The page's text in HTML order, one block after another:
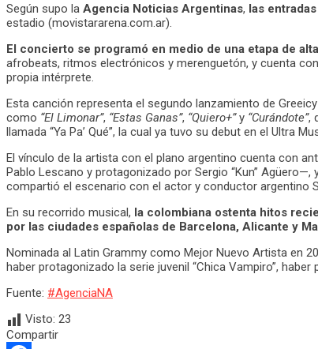
Según supo la Agencia Noticias Argentinas, las
estadio (movistararena.com.ar).
El concierto se programó en medio de una etapa de
afrobeats, ritmos electrónicos y merenguetón, y cuenta
propia intérprete.
Esta canción representa el segundo lanzamiento de
como “El Limonar”, “Estas Ganas”, “Quiero+”y “Curándote”,
llamada “Ya Pa’ Qué”, la cual ya tuvo su debut en el Ultra
El vínculo de la artista con el plano argentino cuenta con
Pablo Lescano y protagonizado por Sergio “Kun”
compartió el escenario con el actor y conductor argentino
En su recorrido musical, la colombiana ostenta hitos
por las ciudades españolas de Barcelona, Alicante y
Nominada al Latin Grammy como Mejor Nuevo Artista en
haber protagonizado la serie juvenil “Chica Vampiro”,
Fuente: #AgenciaNA
Visto: 23
Compartir